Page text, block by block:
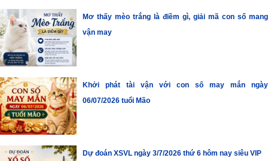
Mơ thấy mèo trắng là điềm gì, giải mã con số mang
vận may
Khởi phát tài vận với con số may mắn ngày
06/07/2026 tuổi Mão
Dự đoán XSVL ngày 3/7/2026 thứ 6 hôm nay siêu VIP